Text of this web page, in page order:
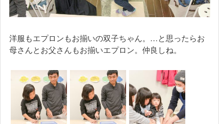
洋服もエプロンもお揃いの双子ちゃん。…と思ったらお
母さんとお父さんもお揃いエプロン。仲良しね。